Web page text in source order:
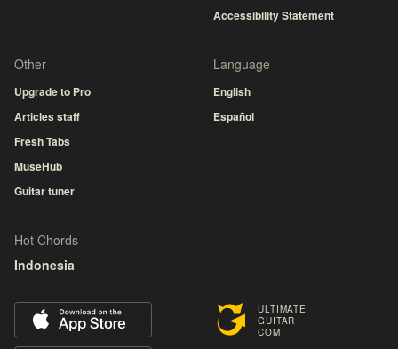
ULTIMATE
GUITAR
COM
Accessibility Statement
Other
Upgrade to Pro
Articles staff
Fresh Tabs
MuseHub
Guitar tuner
Language
English
Español
Hot Chords
Indonesia